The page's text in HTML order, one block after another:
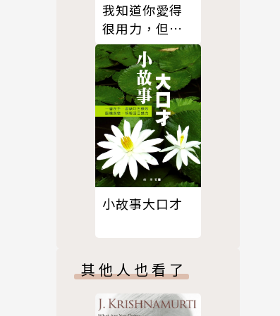
我知道你愛得
很用力，但還
是要一巴掌呼
醒你！
小故事大口才
其他人也看了